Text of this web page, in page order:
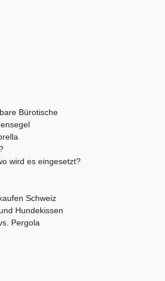
Bürotische
wird es eingesetzt?
Schweiz
Hundekissen
Pergola